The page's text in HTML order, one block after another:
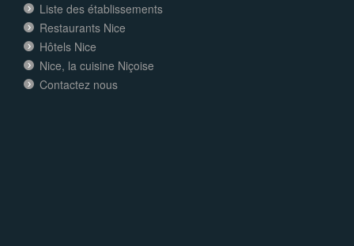
Liste des établissements
Restaurants Nice
Hôtels Nice
Nice, la cuisine Niçoise
Contactez nous